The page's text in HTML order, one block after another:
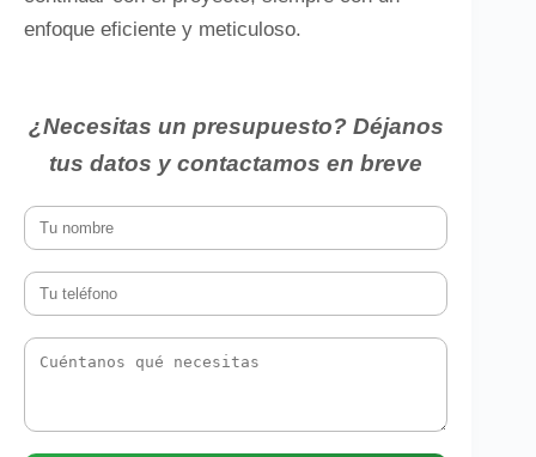
enfoque eficiente y meticuloso.
¿Necesitas un presupuesto? Déjanos
tus datos y contactamos en breve